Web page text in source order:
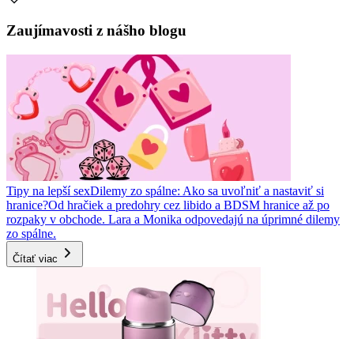
Zaujímavosti z nášho blogu
Tipy na lepší sexDilemy zo spálne: Ako sa uvoľniť a nastaviť si
hranice?Od hračiek a predohry cez libido a BDSM hranice až po
rozpaky v obchode. Lara a Monika odpovedajú na úprimné dilemy
zo spálne.
Čítať viac